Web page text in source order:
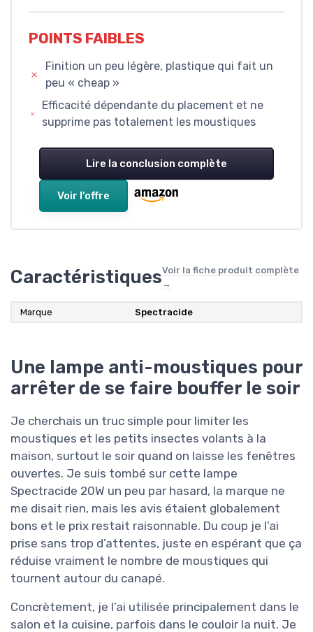
POINTS FAIBLES
Finition un peu légère, plastique qui fait un
peu « cheap »
Efficacité dépendante du placement et ne
supprime pas totalement les moustiques
Lire la conclusion complète
Voir l'offre
CaractéristiquesVoir la fiche produit complète
→
Marque Spectracide
Une lampe anti-moustiques pour
arrêter de se faire bouffer le soir
Je cherchais un truc simple pour limiter les
moustiques et les petits insectes volants à la
maison, surtout le soir quand on laisse les fenêtres
ouvertes. Je suis tombé sur cette lampe
Spectracide 20W un peu par hasard, la marque ne
me disait rien, mais les avis étaient globalement
bons et le prix restait raisonnable. Du coup je l’ai
prise sans trop d’attentes, juste en espérant que ça
réduise vraiment le nombre de moustiques qui
tournent autour du canapé.
Concrètement, je l’ai utilisée principalement dans le
salon et la cuisine, parfois dans le couloir la nuit. Je